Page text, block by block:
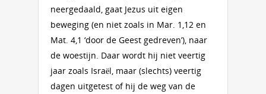
neergedaald, gaat Jezus uit eigen
beweging (en niet zoals in Mar. 1,12 en
Mat. 4,1 ‘door de Geest gedreven’), naar
de woestijn. Daar wordt hij niet veertig
jaar zoals Israël, maar (slechts) veertig
dagen uitgetest of hij de weg van de